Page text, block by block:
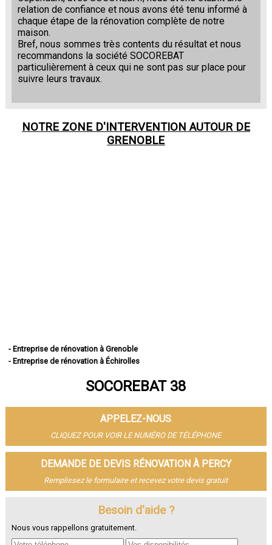
relation de confiance et nous avons été tenu informé à
chaque étape de la rénovation complète de notre
maison.
Bref, nous sommes très contents du résultat et nous
recommandons la société SOCOREBAT
particulièrement à ceux qui ne sont pas sur place pour
suivre leurs travaux.
NOTRE ZONE D'INTERVENTION AUTOUR DE
GRENOBLE
- Entreprise de rénovation à Grenoble
- Entreprise de rénovation à Échirolles
- Entreprise de rénovation à Vienne
- Entreprise de rénovation à Fontaine
- Entreprise de rénovation à Voiron
- Entreprise de rénovation à Villefontaine
- Entreprise de rénovation à Meylan
- Entreprise de rénovation à Saint-Égrève
- Entreprise de rénovation à L'Isle-d'Abeau
- Entreprise de rénovation à Seyssinet-Pariset
- Entreprise de rénovation à Sassenage
- Entreprise de rénovation à Eybens
SOCOREBAT 38
APPELEZ-NOUS
CLIQUEZ POUR VOIR LE NUMÉRO DE TÉLÉPHONE
DEMANDE DE DEVIS RÉNOVATION À PERCY
Remplissez le formulaire et recevez votre devis gratuit
Besoin d'aide ?
Nous vous rappellons gratuitement.